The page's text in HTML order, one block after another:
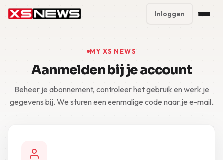
Block Accounts
Support
Inloggen
MY XS NEWS
Aanmelden bij je account
Beheer je abonnement, controleer het gebruik en werk je
gegevens bij. We sturen een eenmalige code naar je e-mail.